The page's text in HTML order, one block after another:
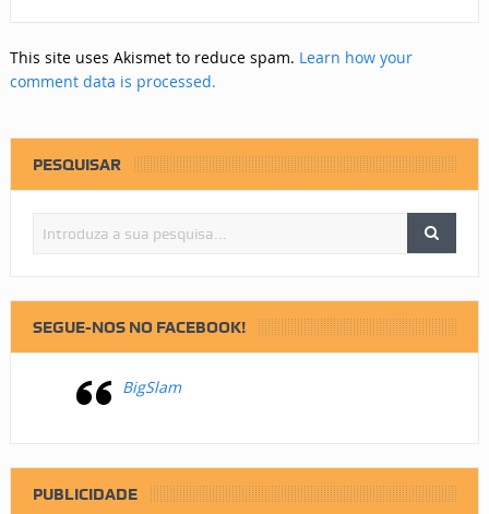
This site uses Akismet to reduce spam. Learn how your
comment data is processed.
PESQUISAR
SEGUE-NOS NO FACEBOOK!
BigSlam
PUBLICIDADE